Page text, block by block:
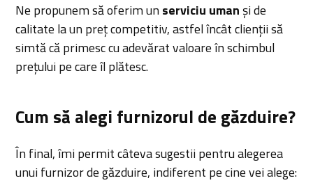
Ne propunem să oferim un serviciu umanși de
calitate la un preț competitiv, astfel încât clienții să
simtă că primesc cu adevărat valoare în schimbul
prețului pe care îl plătesc.
Cum să alegi furnizorul de găzduire?
În final, îmi permit câteva sugestii pentru alegerea
unui furnizor de găzduire, indiferent pe cine vei alege: